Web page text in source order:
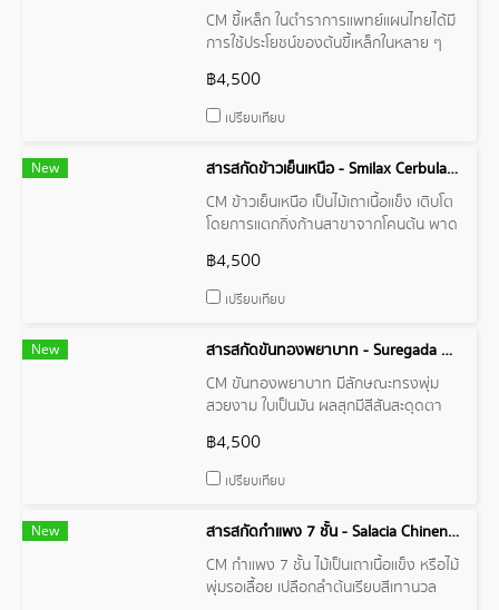
CM ขี้เหล็ก ในตำราการแพทย์แผนไทยได้มี
การใช้ประโยชน์ของต้นขี้เหล็กในหลาย ๆ
บำรุงน้ำดี ช่วยทำให้เจริญอาหาร ช่วย
กำจัดรังแค ทำความสะอาดผมทำให้ผมชุ่ม
มีสาร "บาราคอล" (Baracol) ที่มีฤทธิ์ใน
การกล่อมประสาท และมีฤทธิ์เป็นยานอน
หลับอ่อน ๆ ทำให้นอนหลับสบาย
฿4,500
เปรียบเทียบ
New
สารสกัดข้าวเย็นเหนือ - Smilax Cerbularia Root Extract
CM ข้าวเย็นเหนือ เป็นไม้เถาเนื้อแข็ง เติบโต
โดยการแตกกิ่งก้านสาขาจากโคนต้น พาด
ของข้าวเย็นเหนือยังจัดเป็นสมุนไพร ที่ใช้
ปรุงตำรับยาไทยกว่า 2,449 ตำรับยา
฿4,500
เปรียบเทียบ
New
สารสกัดขันทองพยาบาท - Suregada Multiflora Wood Extract
CM ขันทองพยาบาท มีลักษณะทรงพุ่ม
สวยงาม ใบเป็นมัน ผลสุกมีสีสันสะดุดตา
ยืนต้นขนาดกลาง เนื้อไม้และเปลือกต้นใช้
เป็นยารักษาโรคผิวหนังทุกชนิด ผดผื่นคัน
฿4,500
เปรียบเทียบ
New
สารสกัดกำแพง 7 ชั้น - Salacia Chinensis Wood Extract
CM กำแพง 7 ชั้น ไม้เป็นเถาเนื้อแข็ง หรือไม้
พุ่มรอเลื้อย เปลือกลำต้นเรียบสีเทานวล